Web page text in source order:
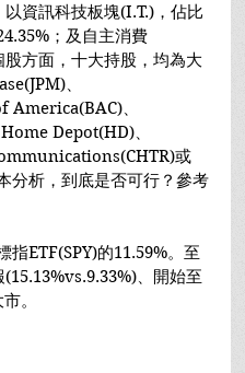
資訊科技板塊(I.T.)，佔比
；及自主消費
方面，十大持股，均為大
、
、
Depot(HD)、
或
分析，到底是否可行？參考
ETF(SPY)的11.59%。至
、開始至
。